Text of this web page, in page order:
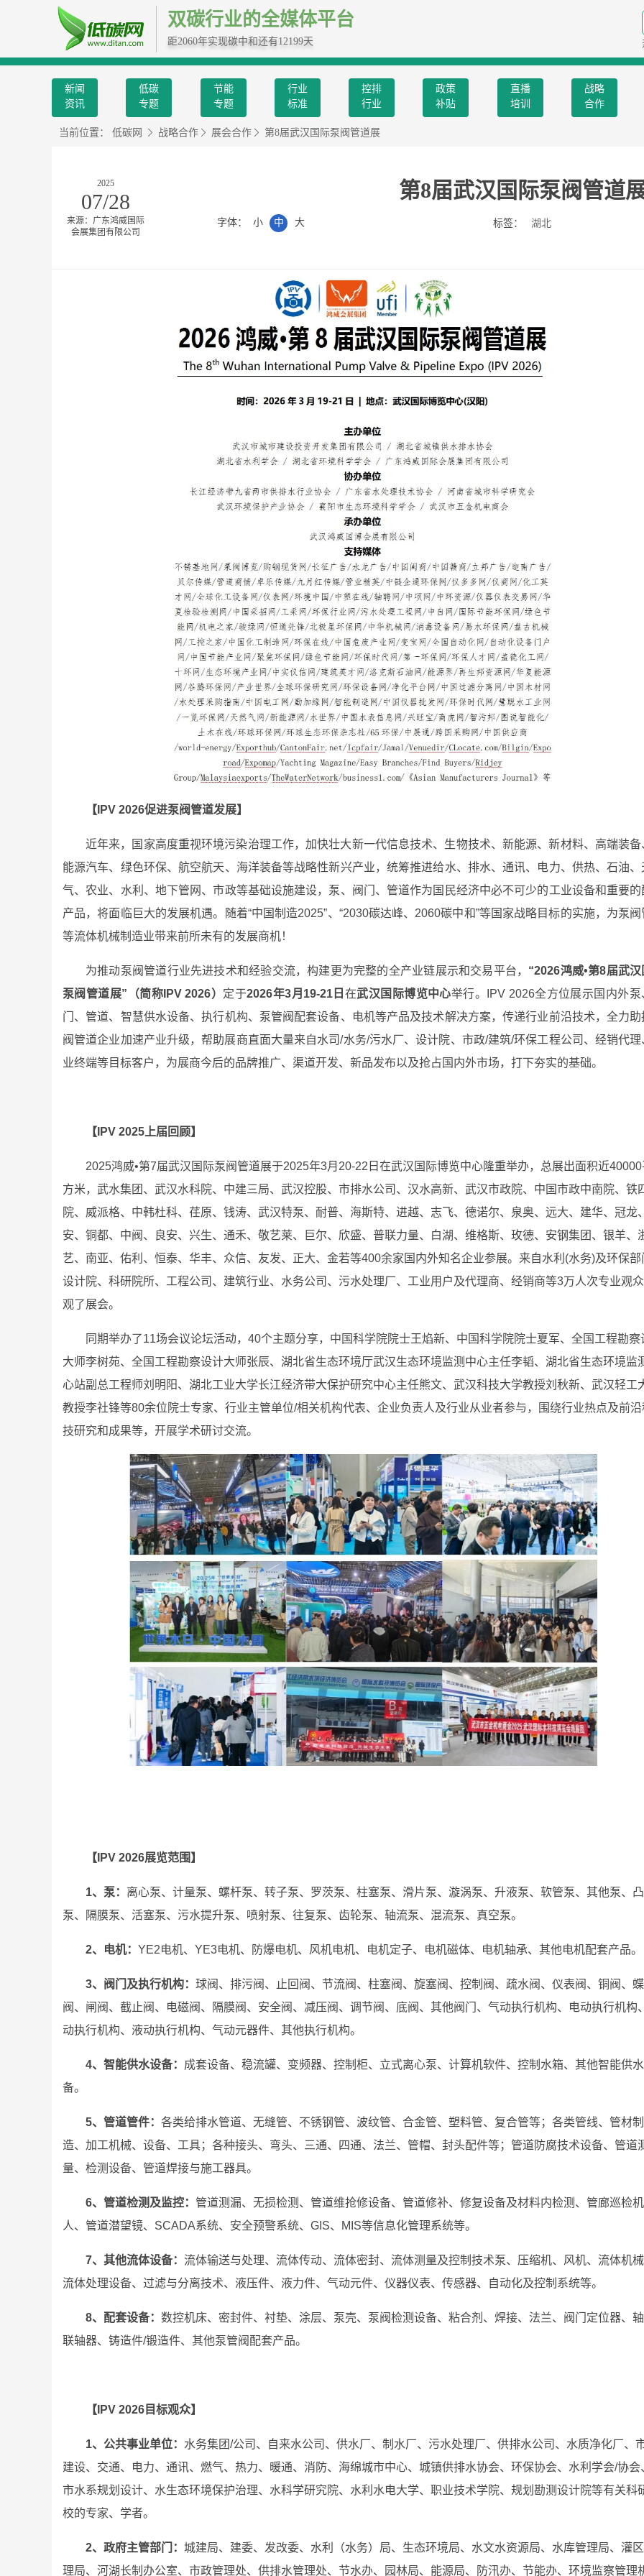
双碳行业的全媒体平台
距2060年实现碳中和还有12199天
新闻
资讯
低碳
专题
节能
专题
行业
标准
控排
行业
政策
补贴
直播
培训
战略
合作
当前位置： 低碳网 战略合作 展会合作 第8届武汉国际泵阀管道展
2025
07/28
来源：广东鸿威国际
会展集团有限公司
第8届武汉国际泵阀管道
字体： 小 中 大 标签： 湖北
【IPV 2026促进泵阀管道发展】
近年来，国家高度重视环境污染治理工作，加快壮大新一代信息技术、生物技术、新能源、新材料、高端装备
能源汽车、绿色环保、航空航天、海洋装备等战略性新兴产业，统筹推进给水、排水、通讯、电力、供热、石油、
气、农业、水利、地下管网、市政等基础设施建设，泵、阀门、管道作为国民经济中必不可少的工业设备和重要的
产品，将面临巨大的发展机遇。随着“中国制造2025”、“2030碳达峰、2060碳中和”等国家战略目标的实施，为泵
等流体机械制造业带来前所未有的发展商机！
为推动泵阀管道行业先进技术和经验交流，构建更为完整的全产业链展示和交易平台， “2026鸿威•第8届武汉
泵阀管道展”（简称IPV 2026） 定于2026年3月19-21日 在武汉国际博览中心举行。IPV 2026全方位展示国内外泵
门、管道、智慧供水设备、执行机构、泵管阀配套设备、电机等产品及技术解决方案，传递行业前沿技术，全力助
阀管道企业加速产业升级，帮助展商直面大量来自水司/水务/污水厂、设计院、市政/建筑/环保工程公司、经销代理
业终端等目标客户，为展商今后的品牌推广、渠道开发、新品发布以及抢占国内外市场，打下夯实的基础。
【IPV 2025上届回顾】
2025鸿威•第7届武汉国际泵阀管道展于2025年3月20-22日在武汉国际博览中心隆重举办，总展出面积近40000
方米，武水集团、武汉水科院、中建三局、武汉控股、市排水公司、汉水高新、武汉市政院、中国市政中南院、铁
院、威派格、中韩杜科、荏原、钱涛、武汉特泵、耐普、海斯特、进越、志飞、德诺尔、泉奥、远大、建华、冠龙
安、铜都、中阀、良安、兴生、通禾、敬艺莱、巨尔、欣盛、普联力量、白湖、维格斯、玫德、安钢集团、银羊、
艺、南亚、佑利、恒泰、华丰、众信、友发、正大、金若等400余家国内外知名企业参展。来自水利(水务)及环保部
设计院、科研院所、工程公司、建筑行业、水务公司、污水处理厂、工业用户及代理商、经销商等3万人次专业观
观了展会。
同期举办了11场会议论坛活动，40个主题分享，中国科学院院士王焰新、中国科学院院士夏军、全国工程勘察
大师李树苑、全国工程勘察设计大师张辰、湖北省生态环境厅武汉生态环境监测中心主任李韬、湖北省生态环境监
心站副总工程师刘明阳、湖北工业大学长江经济带大保护研究中心主任熊文、武汉科技大学教授刘秋新、武汉轻工
教授李社锋等80余位院士专家、行业主管单位/相关机构代表、企业负责人及行业从业者参与，围绕行业热点及前沿
技研究和成果等，开展学术研讨交流。
【IPV 2026展览范围】
1、泵： 离心泵、计量泵、螺杆泵、转子泵、罗茨泵、柱塞泵、滑片泵、漩涡泵、升液泵、软管泵、其他泵、
泵、隔膜泵、活塞泵、污水提升泵、喷射泵、往复泵、齿轮泵、轴流泵、混流泵、真空泵。
2、电机： YE2电机、YE3电机、防爆电机、风机电机、电机定子、电机磁体、电机轴承、其他电机配套产品。
3、阀门及执行机构： 球阀、排污阀、止回阀、节流阀、柱塞阀、旋塞阀、控制阀、疏水阀、仪表阀、铜阀、蝶
阀、闸阀、截止阀、电磁阀、隔膜阀、安全阀、减压阀、调节阀、底阀、其他阀门、气动执行机构、电动执行机构
动执行机构、液动执行机构、气动元器件、其他执行机构。
4、智能供水设备： 成套设备、稳流罐、变频器、控制柜、立式离心泵、计算机软件、控制水箱、其他智能供
备。
5、管道管件： 各类给排水管道、无缝管、不锈钢管、波纹管、合金管、塑料管、复合管等；各类管线、管材制
造、加工机械、设备、工具；各种接头、弯头、三通、四通、法兰、管帽、封头配件等；管道防腐技术设备、管道
量、检测设备、管道焊接与施工器具。
6、管道检测及监控： 管道测漏、无损检测、管道维抢修设备、管道修补、修复设备及材料内检测、管廊巡检
人、管道潜望镜、SCADA系统、安全预警系统、GIS、MIS等信息化管理系统等。
7、其他流体设备： 流体输送与处理、流体传动、流体密封、流体测量及控制技术泵、压缩机、风机、流体机
流体处理设备、过滤与分离技术、液压件、液力件、气动元件、仪器仪表、传感器、自动化及控制系统等。
8、配套设备： 数控机床、密封件、衬垫、涂层、泵壳、泵阀检测设备、粘合剂、焊接、法兰、阀门定位器、
联轴器、铸造件/锻造件、其他泵管阀配套产品。
【IPV 2026目标观众】
1、公共事业单位： 水务集团/公司、自来水公司、供水厂、制水厂、污水处理厂、供排水公司、水质净化厂、
建设、交通、电力、通讯、燃气、热力、暖通、消防、海绵城市中心、城镇供排水协会、环保协会、水利学会/协会
市水系规划设计、水生态环境保护治理、水科学研究院、水利水电大学、职业技术学院、规划勘测设计院等有关科
校的专家、学者。
2、政府主管部门： 城建局、建委、发改委、水利（水务）局、生态环境局、水文水资源局、水库管理局、灌
理局、河湖长制办公室、市政管理处、供排水管理处、节水办、园林局、能源局、防汛办、节能办、环境监察管理